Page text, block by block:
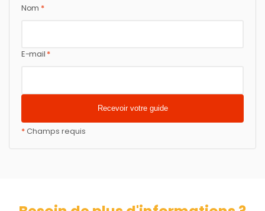
Nom *
E-mail *
*Champs requis